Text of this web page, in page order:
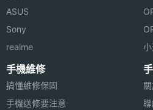
VoLTE
Card類
型
SIM卡
ASUS
Sony
realme
手機維修
搞懂維修保固
手機送修要注意